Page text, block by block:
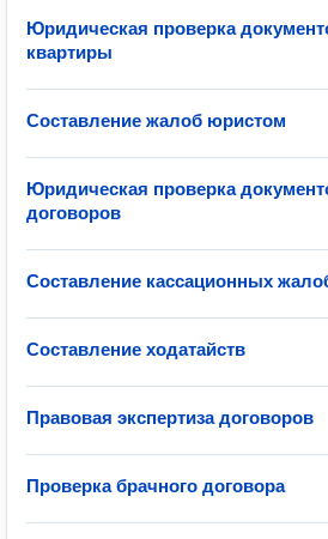
Юридическая проверка
квартиры
Составление жалоб юристом
Юридическая проверка
договоров
Составление кассационных
Составление ходатайств
Правовая экспертиза договоров
Проверка брачного договора